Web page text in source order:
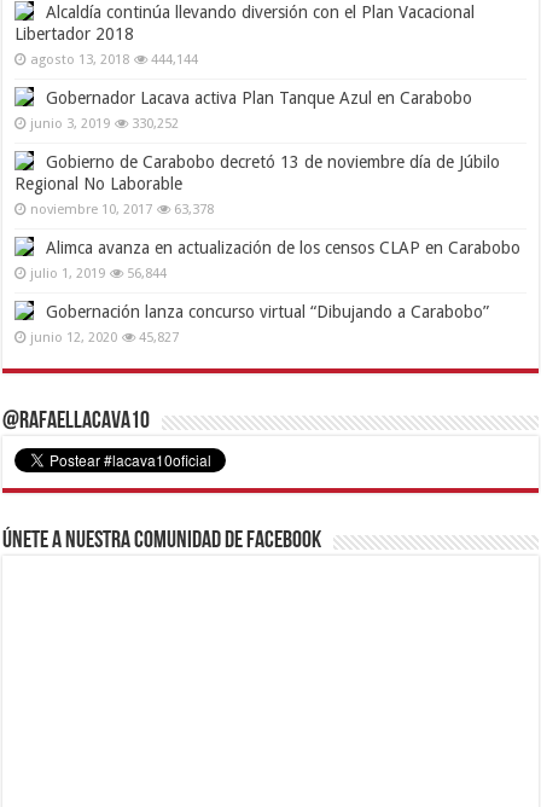
Alcaldía continúa llevando diversión con el Plan Vacacional
Libertador 2018
agosto 13, 2018 444,144
Gobernador Lacava activa Plan Tanque Azul en Carabobo
junio 3, 2019 330,252
Gobierno de Carabobo decretó 13 de noviembre día de Júbilo
Regional No Laborable
noviembre 10, 2017 63,378
Alimca avanza en actualización de los censos CLAP en Carabobo
julio 1, 2019 56,844
Gobernación lanza concurso virtual “Dibujando a Carabobo”
junio 12, 2020 45,827
@RafaelLacava10
Únete a nuestra comunidad de Facebook